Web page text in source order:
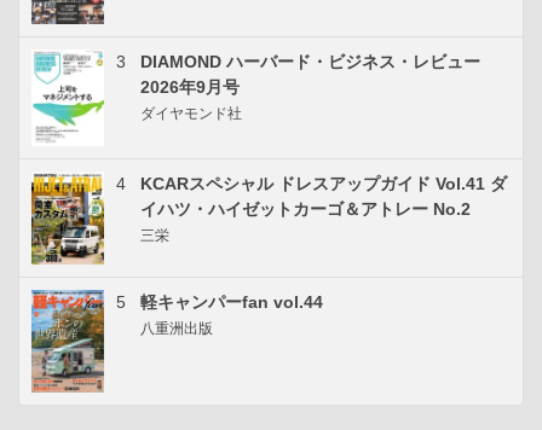
3
DIAMOND ハーバード・ビジネス・レビュー
2026年9月号
ダイヤモンド社
4
KCARスペシャル ドレスアップガイド Vol.41 ダ
イハツ・ハイゼットカーゴ＆アトレー No.2
三栄
5 軽キャンパーfan vol.44
八重洲出版